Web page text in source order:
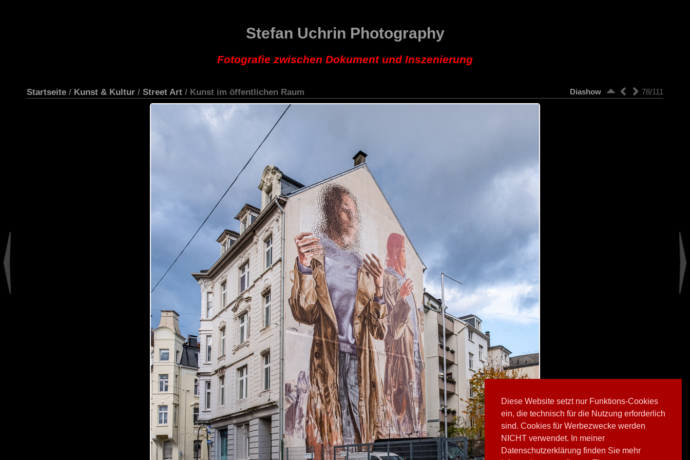
Diese Website setzt nur Funktions-Cookies
ein, die technisch für die Nutzung erforderlich
sind. Cookies für Werbezwecke werden
NICHT verwendet. In meiner
Datenschutzerklärung finden Sie mehr
Stefan Uchrin Photography
Fotografie zwischen Dokument und Inszenierung
Startseite / Kunst & Kultur / Street Art / Kunst im öffentlichen Raum 78/111
Diashow